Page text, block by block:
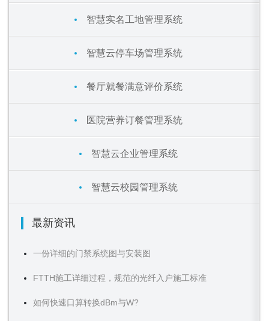
智慧实名工地管理系统
智慧云停车场管理系统
餐厅就餐满意评价系统
医院营养订餐管理系统
智慧云企业管理系统
智慧云校园管理系统
最新资讯
一份详细的门禁系统图与安装图
FTTH施工详细过程，规范的光纤入户施工标准
如何快速口算转换dBm与W?